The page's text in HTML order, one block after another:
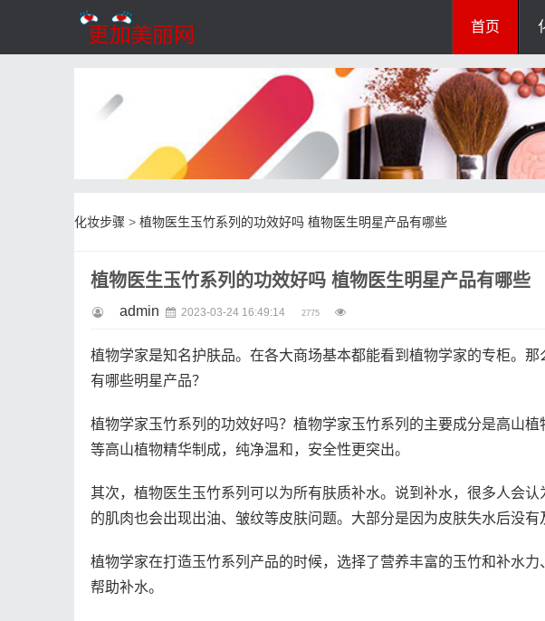
首页
化妆步骤 > 植物医生玉竹系列的功效好吗 植物医生明星产品有哪些
植物医生玉竹系列的功效好吗 植物医生明星产品有哪些
admin 2023-03-24 16:49:14 2775
植物学家是知名护肤品。在各大商场基本都能看到植物学家的专柜。
有哪些明星产品？
植物学家玉竹系列的功效好吗？植物学家玉竹系列的主要成分是高山
等高山植物精华制成，纯净温和，安全性更突出。
其次，植物医生玉竹系列可以为所有肤质补水。说到补水，很多人会
的肌肉也会出现出油、皱纹等皮肤问题。大部分是因为皮肤失水后没有
植物学家在打造玉竹系列产品的时候，选择了营养丰富的玉竹和补水
帮助补水。